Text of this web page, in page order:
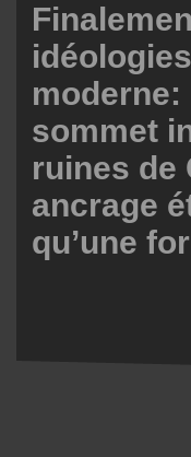
sommet
ruines de
ancrage
qu’une